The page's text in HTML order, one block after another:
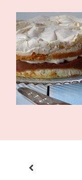
Rhabarber-